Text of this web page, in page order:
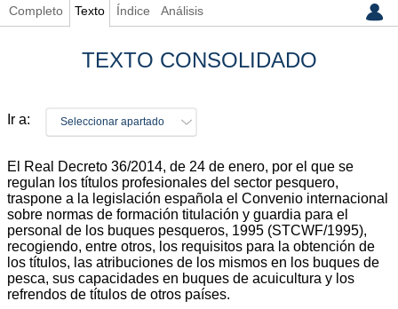
Completo Texto Índice Análisis
TEXTO CONSOLIDADO
Ir a: Seleccionar apartado
El Real Decreto 36/2014, de 24 de enero, por el que se
regulan los títulos profesionales del sector pesquero,
traspone a la legislación española el Convenio internacional
sobre normas de formación titulación y guardia para el
personal de los buques pesqueros, 1995 (STCWF/1995),
recogiendo, entre otros, los requisitos para la obtención de
los títulos, las atribuciones de los mismos en los buques de
pesca, sus capacidades en buques de acuicultura y los
refrendos de títulos de otros países.